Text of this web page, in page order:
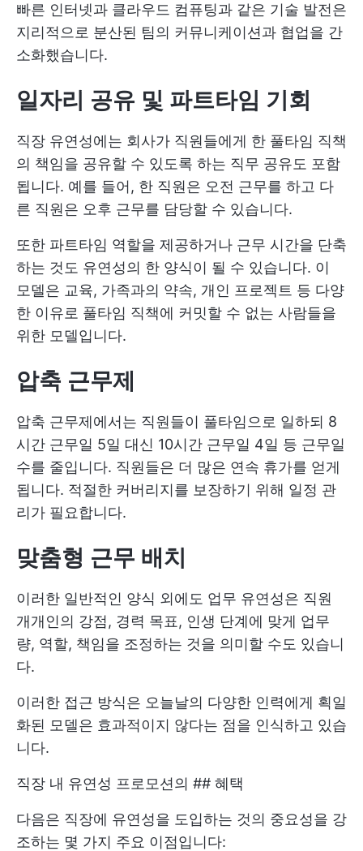
빠른 인터넷과 클라우드 컴퓨팅과 같은 기술 발전은
지리적으로 분산된 팀의 커뮤니케이션과 협업을 간
소화했습니다.
일자리 공유 및 파트타임 기회
직장 유연성에는 회사가 직원들에게 한 풀타임 직책
의 책임을 공유할 수 있도록 하는 직무 공유도 포함
됩니다. 예를 들어, 한 직원은 오전 근무를 하고 다
른 직원은 오후 근무를 담당할 수 있습니다.
또한 파트타임 역할을 제공하거나 근무 시간을 단축
하는 것도 유연성의 한 양식이 될 수 있습니다. 이
모델은 교육, 가족과의 약속, 개인 프로젝트 등 다양
한 이유로 풀타임 직책에 커밋할 수 없는 사람들을
위한 모델입니다.
압축 근무제
압축 근무제에서는 직원들이 풀타임으로 일하되 8
시간 근무일 5일 대신 10시간 근무일 4일 등 근무일
수를 줄입니다. 직원들은 더 많은 연속 휴가를 얻게
됩니다. 적절한 커버리지를 보장하기 위해 일정 관
리가 필요합니다.
맞춤형 근무 배치
이러한 일반적인 양식 외에도 업무 유연성은 직원
개개인의 강점, 경력 목표, 인생 단계에 맞게 업무
량, 역할, 책임을 조정하는 것을 의미할 수도 있습니
다.
이러한 접근 방식은 오늘날의 다양한 인력에게 획일
화된 모델은 효과적이지 않다는 점을 인식하고 있습
니다.
직장 내 유연성 프로모션의 ## 혜택
다음은 직장에 유연성을 도입하는 것의 중요성을 강
조하는 몇 가지 주요 이점입니다: